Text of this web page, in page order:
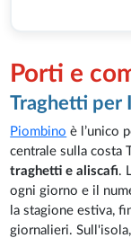
Porti e
Traghetti per
Piombino è l’unico
centrale sulla costa
traghetti e aliscafi.
ogni giorno e il
la stagione estiva,
giornalieri.